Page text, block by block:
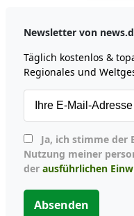
Newsletter von
Täglich kostenlos &
Regionales und
Nutzung meiner
der ausführlichen
Absenden